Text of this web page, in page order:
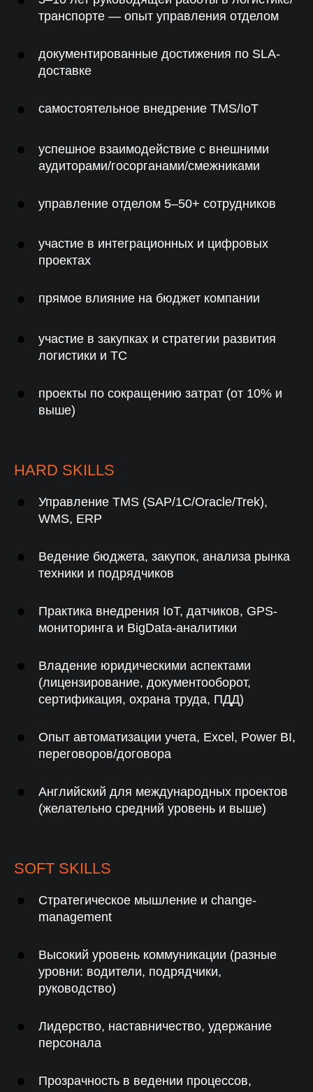
транспорте — опыт управления отделом
документированные достижения по SLA-
доставке
самостоятельное внедрение TMS/IoT
успешное взаимодействие с внешними
аудиторами/госорганами/смежниками
управление отделом 5–50+ сотрудников
участие в интеграционных и цифровых
проектах
прямое влияние на бюджет компании
участие в закупках и стратегии развития
логистики и ТС
проекты по сокращению затрат (от 10% и
выше)
HARD SKILLS
Управление TMS (SAP/1C/Oracle/Trek),
WMS, ERP
Ведение бюджета, закупок, анализа рынка
техники и подрядчиков
Практика внедрения IoT, датчиков, GPS-
мониторинга и BigData-аналитики
Владение юридическими аспектами
(лицензирование, документооборот,
сертификация, охрана труда, ПДД)
Опыт автоматизации учета, Excel, Power BI,
переговоров/договора
Английский для международных проектов
(желательно средний уровень и выше)
SOFT SKILLS
Стратегическое мышление и change-
management
Высокий уровень коммуникации (разные
уровни: водители, подрядчики,
руководство)
Лидерство, наставничество, удержание
персонала
Прозрачность в ведении процессов,
СКАЧАТЬ PDF
Вы можете использовать
информацию в своей работе
АКЦИЯ
отдела логистики за
дней
ПОДОБРАТЬ